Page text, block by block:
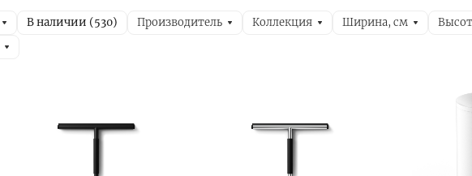
В наличии (530) Производитель Коллекция Ширина, см